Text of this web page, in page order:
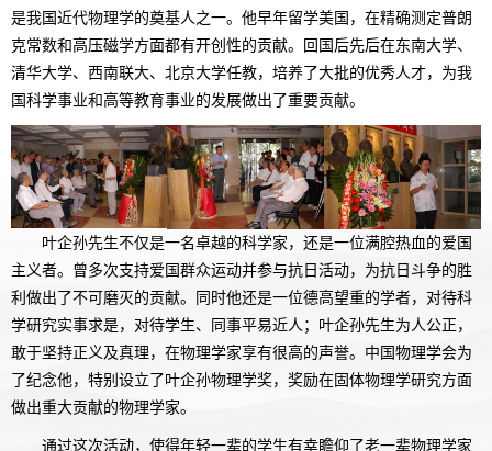
是我国近代物理学的奠基人之一。他早年留学美国，在精确测定普朗
克常数和高压磁学方面都有开创性的贡献。回国后先后在东南大学、
清华大学、西南联大、北京大学任教，培养了大批的优秀人才，为我
国科学事业和高等教育事业的发展做出了重要贡献。
叶企孙先生不仅是一名卓越的科学家，还是一位满腔热血的爱国
主义者。曾多次支持爱国群众运动并参与抗日活动，为抗日斗争的胜
利做出了不可磨灭的贡献。同时他还是一位德高望重的学者，对待科
学研究实事求是，对待学生、同事平易近人；叶企孙先生为人公正，
敢于坚持正义及真理，在物理学家享有很高的声誉。中国物理学会为
了纪念他，特别设立了叶企孙物理学奖，奖励在固体物理学研究方面
做出重大贡献的物理学家。
通过这次活动，使得年轻一辈的学生有幸瞻仰了老一辈物理学家